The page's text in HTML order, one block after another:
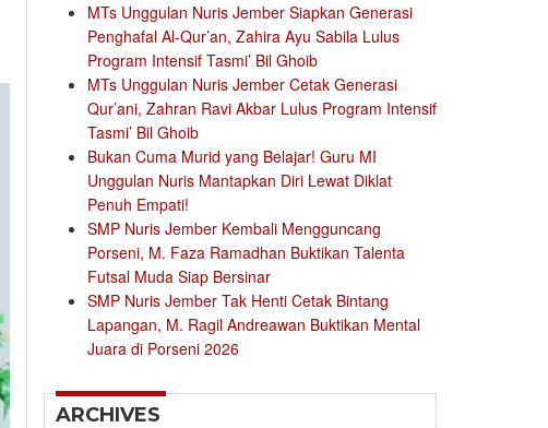
MTs Unggulan Nuris Jember Siapkan Generasi
Penghafal Al-Qur’an, Zahira Ayu Sabila Lulus
Program Intensif Tasmi’ Bil Ghoib
MTs Unggulan Nuris Jember Cetak Generasi
Qur’ani, Zahran Ravi Akbar Lulus Program Intensif
Tasmi’ Bil Ghoib
Bukan Cuma Murid yang Belajar! Guru MI
Unggulan Nuris Mantapkan Diri Lewat Diklat
Penuh Empati!
SMP Nuris Jember Kembali Mengguncang
Porseni, M. Faza Ramadhan Buktikan Talenta
Futsal Muda Siap Bersinar
SMP Nuris Jember Tak Henti Cetak Bintang
Lapangan, M. Ragil Andreawan Buktikan Mental
Juara di Porseni 2026
ARCHIVES